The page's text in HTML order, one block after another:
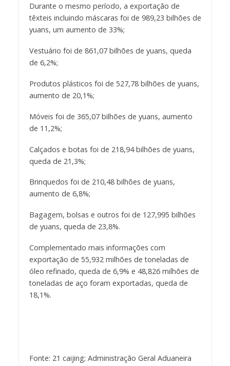
Durante o mesmo período, a exportação de
têxteis incluindo máscaras foi de 989,23 bilhões de
yuans, um aumento de 33%;
Vestuário foi de 861,07 bilhões de yuans, queda
de 6,2%;
Produtos plásticos foi de 527,78 bilhões de yuans,
aumento de 20,1%;
Móveis foi de 365,07 bilhões de yuans, aumento
de 11,2%;
Calçados e botas foi de 218,94 bilhões de yuans,
queda de 21,3%;
Brinquedos foi de 210,48 bilhões de yuans,
aumento de 6,8%;
Bagagem, bolsas e outros foi de 127,995 bilhões
de yuans, queda de 23,8%.
Complementado mais informações com
exportação de 55,932 milhões de toneladas de
óleo refinado, queda de 6,9% e 48,826 milhões de
toneladas de aço foram exportadas, queda de
18,1%.
Fonte: 21 caijing; Administração Geral Aduaneira